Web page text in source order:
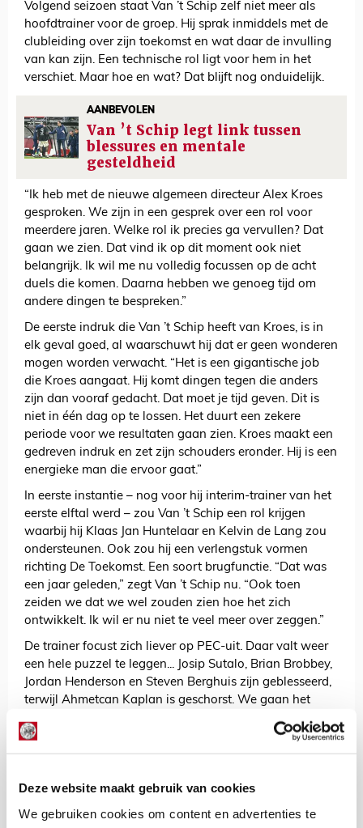
Deze website maakt gebruik van cookies
We gebruiken cookies om content en advertenties te
Volgend seizoen staat Van ’t Schip zelf niet meer als
hoofdtrainer voor de groep. Hij sprak inmiddels met de
clubleiding over zijn toekomst en wat daar de invulling
van kan zijn. Een technische rol ligt voor hem in het
verschiet. Maar hoe en wat? Dat blijft nog onduidelijk.
AANBEVOLEN
Van ’t Schip legt link tussen
blessures en mentale
gesteldheid
“Ik heb met de nieuwe algemeen directeur Alex Kroes
gesproken. We zijn in een gesprek over een rol voor
meerdere jaren. Welke rol ik precies ga vervullen? Dat
gaan we zien. Dat vind ik op dit moment ook niet
belangrijk. Ik wil me nu volledig focussen op de acht
duels die komen. Daarna hebben we genoeg tijd om
andere dingen te bespreken.”
De eerste indruk die Van ’t Schip heeft van Kroes, is in
elk geval goed, al waarschuwt hij dat er geen wonderen
mogen worden verwacht. “Het is een gigantische job
die Kroes aangaat. Hij komt dingen tegen die anders
zijn dan vooraf gedacht. Dat moet je tijd geven. Dit is
niet in één dag op te lossen. Het duurt een zekere
periode voor we resultaten gaan zien. Kroes maakt een
gedreven indruk en zet zijn schouders eronder. Hij is een
energieke man die ervoor gaat.”
In eerste instantie – nog voor hij interim-trainer van het
eerste elftal werd – zou Van ’t Schip een rol krijgen
waarbij hij Klaas Jan Huntelaar en Kelvin de Lang zou
ondersteunen. Ook zou hij een verlengstuk vormen
richting De Toekomst. Een soort brugfunctie. “Dat was
een jaar geleden,” zegt Van ’t Schip nu. “Ook toen
zeiden we dat we wel zouden zien hoe het zich
ontwikkelt. Ik wil er nu niet te veel meer over zeggen.”
De trainer focust zich liever op PEC-uit. Daar valt weer
een hele puzzel te leggen... Josip Sutalo, Brian Brobbey,
Jordan Henderson en Steven Berghuis zijn geblesseerd,
terwijl Ahmetcan Kaplan is geschorst. We gaan het
zondag zien. Dan trapt Ajax om 12.15 uur af in
Overijssel.
Floris Roos